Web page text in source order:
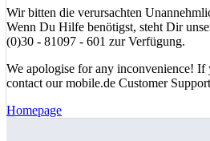
Wir bitten die verursachten
Wenn Du Hilfe benötigst, steht Dir
(0)30 - 81097 - 601 zur Verfügung.
We apologise for any inconvenience! If
contact our mobile.de Customer
Homepage